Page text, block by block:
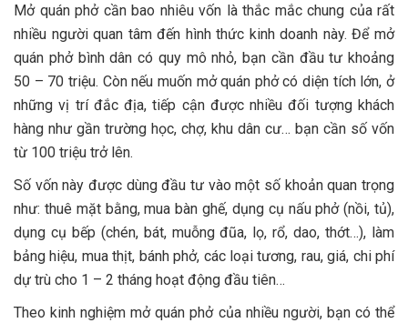
Mở quán phở cần bao nhiêu vốn là thắc mắc chung của rất
nhiều người quan tâm đến hình thức kinh doanh này. Để mở
quán phở bình dân có quy mô nhỏ, bạn cần đầu tư khoảng
50 – 70 triệu. Còn nếu muốn mở quán phở có diện tích lớn, ở
những vị trí đắc địa, tiếp cận được nhiều đối tượng khách
hàng như gần trường học, chợ, khu dân cư… bạn cần số vốn
từ 100 triệu trở lên.
Số vốn này được dùng đầu tư vào một số khoản quan trọng
như: thuê mặt bằng, mua bàn ghế, dụng cụ nấu phở (nồi, tủ),
dụng cụ bếp (chén, bát, muỗng đũa, lọ, rổ, dao, thớt…), làm
bảng hiệu, mua thịt, bánh phở, các loại tương, rau, giá, chi phí
dự trù cho 1 – 2 tháng hoạt động đầu tiên…
Theo kinh nghiệm mở quán phở của nhiều người, bạn có thể